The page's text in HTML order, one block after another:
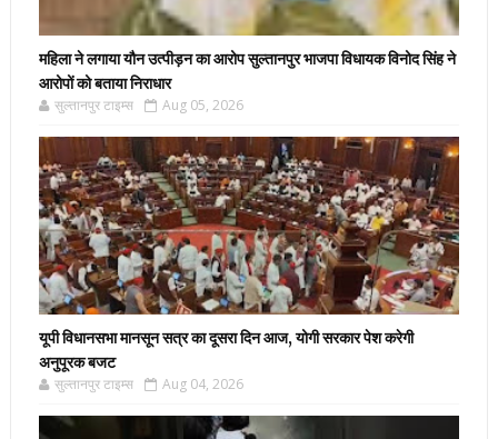
महिला ने लगाया यौन उत्पीड़न का आरोप सुल्तानपुर भाजपा विधायक विनोद सिंह ने
आरोपों को बताया निराधार
सुल्तानपुर टाइम्स Aug 05, 2026
यूपी विधानसभा मानसून सत्र का दूसरा दिन आज, योगी सरकार पेश करेगी
अनुपूरक बजट
सुल्तानपुर टाइम्स Aug 04, 2026